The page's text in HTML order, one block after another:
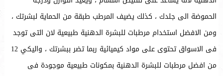
الحموضة الى جلدك ، كذلك يضيف المرطب طبقة من الحماية لبشرتك ،
ومن الافضل استخدام مرطبات للبشرة الدهنية طبيعية لان التى توجد
فى الاسواق تحتوى على مواد كيميائية ربما تضر ببشرتك ، واليكي 12
من افضل مرطبات للبشرة الدهنية بمكونات طبيعية موجودة فى